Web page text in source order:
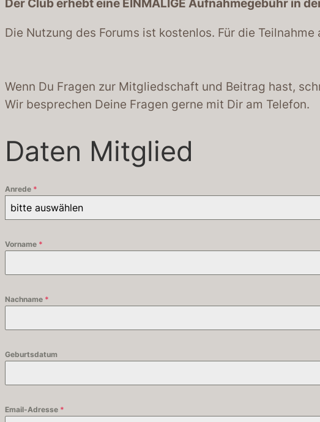
Der Club erhebt eine EINMALIGE Aufnahmegebühr in
Die Nutzung des Forums ist kostenlos. Für die
Wenn Du Fragen zur Mitgliedschaft und Beitrag hast,
Wir besprechen Deine Fragen gerne mit Dir am Telefon.
Daten Mitglied
Anrede *
bitte auswählen
Vorname *
Nachname *
Geburtsdatum
Email-Adresse *